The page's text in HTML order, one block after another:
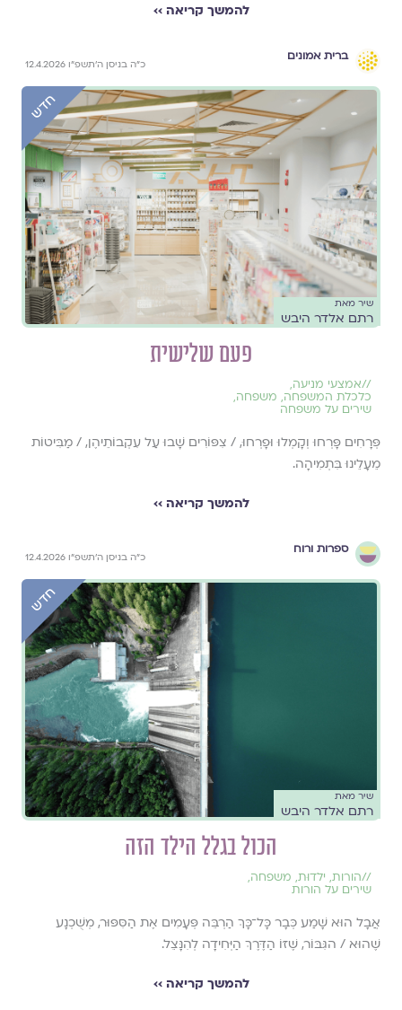
להמשך קריאה ››
ברית אמונים
כ״ה בניסן ה׳תשפ״ו 12.4.2026
שיר מאת
רתם אלדר היבש
פעם שלישית
//אמצעי מניעה,
כלכלת המשפחה, משפחה,
שירים על משפחה
פְּרָחִים פָּרְחוּ וְקָמְלוּ וּפָרְחוּ, / צִפּוֹרִים שָׁבוּ עַל עִקְבוֹתֵיהֶן, / מַבִּיטוֹת
מֵעָלֵינוּ בִּתְמִיהָה.
להמשך קריאה ››
ספרות ורוח
כ״ה בניסן ה׳תשפ״ו 12.4.2026
שיר מאת
רתם אלדר היבש
הכול בגלל הילד הזה
//הורות, ילדוּת, משפחה,
שירים על הורות
אֲבָל הוּא שָׁמַע כְּבָר כָּל־כָּךְ הַרְבֵּה פְּעָמִים אֶת הַסִּפּוּר, מְשֻׁכְנָע
שֶׁהוּא / הגִּבּוֹר, שֶׁזּוֹ הַדֶּרֶךְ הַיְּחִידָה לְהִנָּצֵל.
להמשך קריאה ››